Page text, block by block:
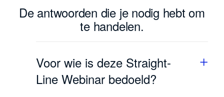
De antwoorden die je nodig hebt om
te handelen.
Voor wie is deze Straight-
Line Webinar bedoeld?